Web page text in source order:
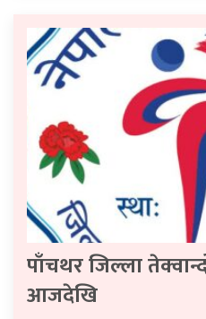
पाँचथर जिल्ला
आजदेखि